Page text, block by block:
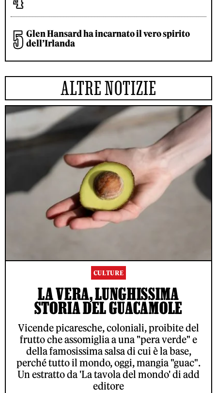
Glen Hansard ha incarnato il vero spirito
dell’Irlanda
ALTRE NOTIZIE
CULTURE
LA VERA, LUNGHISSIMA
STORIA DEL GUACAMOLE
Vicende picaresche, coloniali, proibite del
frutto che assomiglia a una "pera verde" e
della famosissima salsa di cui è la base,
perché tutto il mondo, oggi, mangia "guac".
Un estratto da 'La tavola del mondo' di add
editore